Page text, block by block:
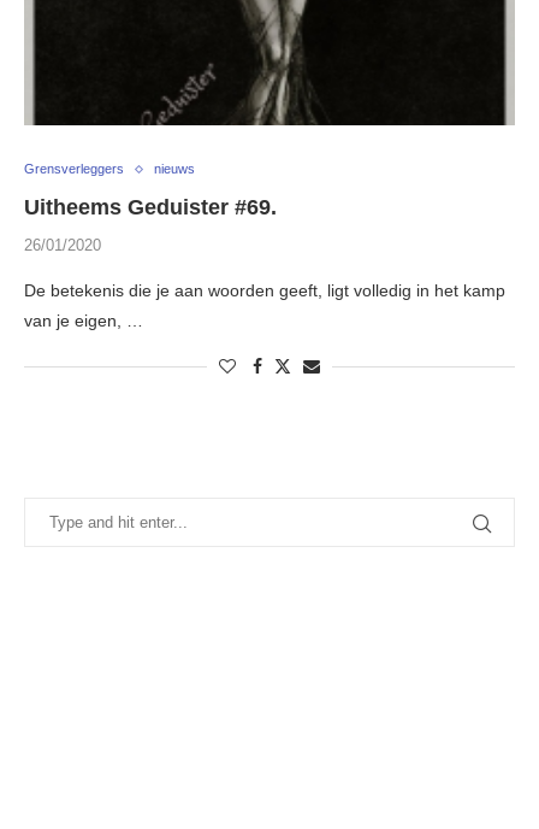
Grensverleggers nieuws
Uitheems Geduister #69.
26/01/2020
De betekenis die je aan woorden geeft, ligt volledig in het kamp
van je eigen, …